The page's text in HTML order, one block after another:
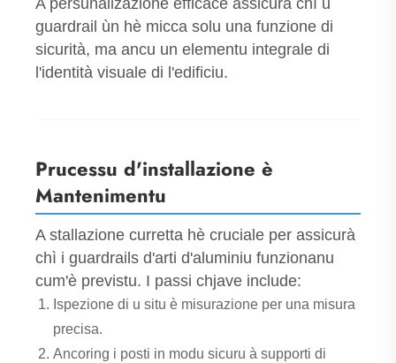
A persunalizazione efficace assicura chì u
guardrail ùn hè micca solu una funzione di
sicurità, ma ancu un elementu integrale di
l'identità visuale di l'edificiu.
Prucessu d'installazione è
Mantenimentu
A stallazione curretta hè cruciale per assicurà
chì i guardrails d'arti d'aluminiu funzionanu
cum'è previstu. I passi chjave include:
Ispezione di u situ è ​​misurazione per una misura
precisa.
Ancoring i posti in modu sicuru à supporti di